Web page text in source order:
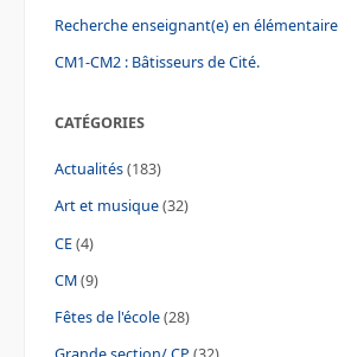
Recherche enseignant(e) en élémentaire
CM1-CM2 : Bâtisseurs de Cité.
CATÉGORIES
Actualités(183)
Art et musique(32)
CE(4)
CM(9)
Fêtes de l'école(28)